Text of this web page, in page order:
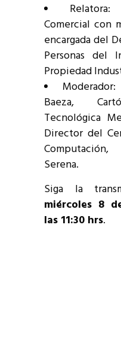
Comercial con
encargada del
Personas del
Propiedad
Baeza,
Tecnológica
Director del
Serena.
Siga la
miércoles 8
las 11:30 hrs.